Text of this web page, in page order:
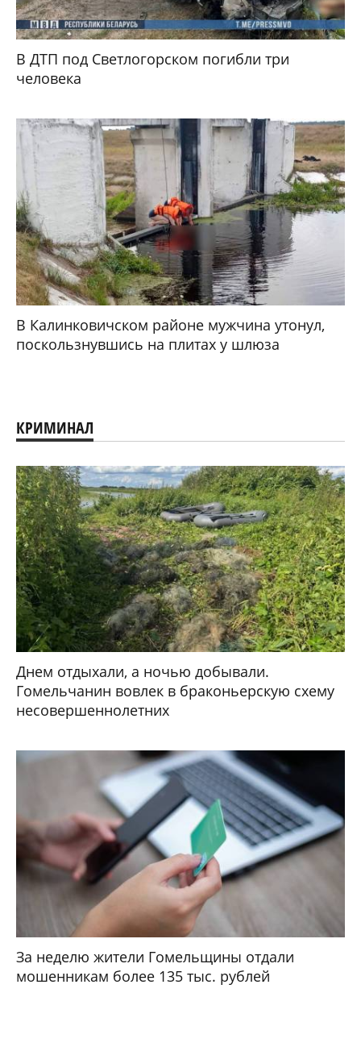
В ДТП под Светлогорском погибли три
человека
В Калинковичском районе мужчина утонул,
поскользнувшись на плитах у шлюза
КРИМИНАЛ
Днем отдыхали, а ночью добывали.
Гомельчанин вовлек в браконьерскую схему
несовершеннолетних
За неделю жители Гомельщины отдали
мошенникам более 135 тыс. рублей